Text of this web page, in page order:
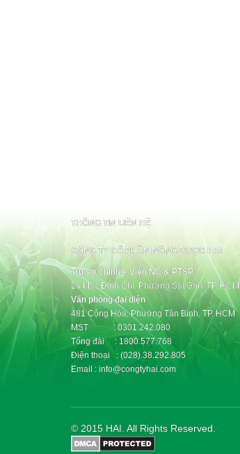
THÔNG TIN LIÊN HỆ
CÔNG TY CỔ PHẦN NÔNG DƯỢC HAI
Trụ sở chính – Viện NC & PTSP
28 Mạc Đĩnh Chi, Phường Sài Gòn, TP. HCM
Văn phòng đại diện
481 Cộng Hòa, Phường Tân Bình, TP. HCM
MST : 0301.242.080
Tổng đài : 1800.577.768
Điện thoại : (028).38.292.805
Email : info@congtyhai.com
© 2015 HAI. All Rights Reserved.